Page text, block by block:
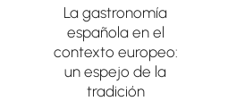
La gastronomía
española en el
contexto europeo:
un espejo de la
tradición